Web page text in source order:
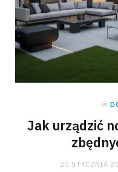
in
Jak urządzić
25 STYCZNIA